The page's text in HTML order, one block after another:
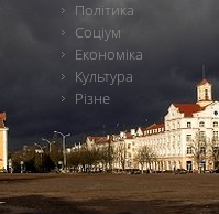
Політика
Соціум
Економіка
Культура
Різне